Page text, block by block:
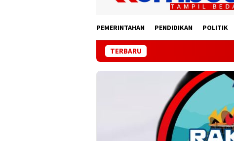
PEMERINTAHAN PENDIDIKAN POLITIK
TERBARU